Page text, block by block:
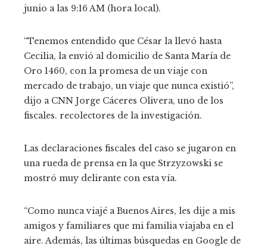
junio a las 9:16 AM (hora local).
“Tenemos entendido que César la llevó hasta
Cecilia, la envió al domicilio de Santa María de
Oro 1460, con la promesa de un viaje con
mercado de trabajo, un viaje que nunca existió”,
dijo a CNN Jorge Cáceres Olivera, uno de los
fiscales. recolectores de la investigación.
Las declaraciones fiscales del caso se jugaron en
una rueda de prensa en la que Strzyzowski se
mostró muy delirante con esta vía.
“Como nunca viajé a Buenos Aires, les dije a mis
amigos y familiares que mi familia viajaba en el
aire. Además, las últimas búsquedas en Google de